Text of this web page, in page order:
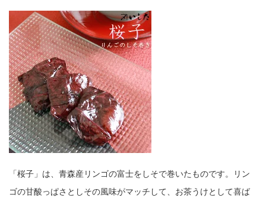
「桜子」は、青森産リンゴの富士をしそで巻いたものです。リン
ゴの甘酸っぱさとしその風味がマッチして、お茶うけとして喜ば